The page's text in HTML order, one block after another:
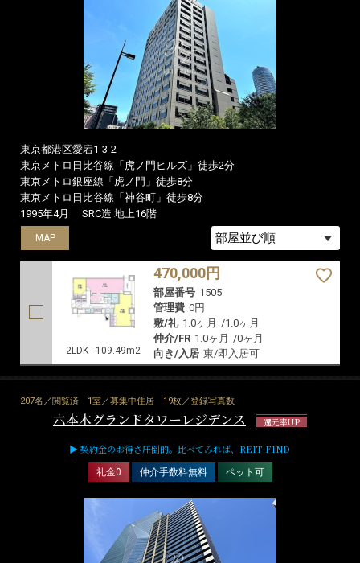
東京都港区愛宕1-3-2
東京メトロ日比谷線「虎ノ門ヒルズ」徒歩2分
東京メトロ銀座線「虎ノ門」徒歩8分
東京メトロ日比谷線「神谷町」徒歩8分
1995年4月
SRC造 地上16階
MAP
2LDK - 109.49m2
470,000円
部屋番号 1505
管理費 0円
敷/礼 1.0ヶ月 /1.0ヶ月
仲介/FR 1.0ヶ月 /0ヶ月
向き/入居 東/即入居可
207名／閲覧済 1室／募集中住居 19枚／登録写真数
六本木グランドタワーレジデンス 還元率UP
▶ 契約金のお得さ圧倒的。比べてみれば、REIT FIND
礼金0 仲介手数料無料 ペット可